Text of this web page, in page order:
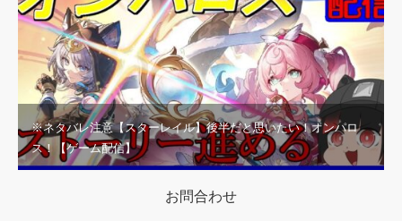
※ネタバレ注意【スターレイル】後半だと思いたい！オンパロ
ス！【ゲーム配信】
お問合わせ